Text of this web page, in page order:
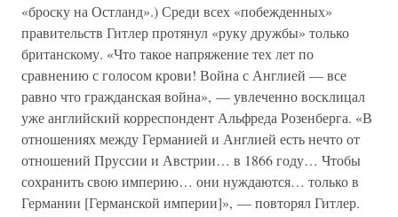
«броску на Остланд».) Среди всех «побежденных»
правительств Гитлер протянул «руку дружбы» только
британскому. «Что такое напряжение тех лет по
сравнению с голосом крови! Война с Англией — все
равно что гражданская война», — увлеченно восклицал
уже английский корреспондент Альфреда Розенберга. «В
отношениях между Германией и Англией есть нечто от
отношений Пруссии и Австрии… в 1866 году… Чтобы
сохранить свою империю… они нуждаются… только в
Германии [Германской империи]», — повторял Гитлер.